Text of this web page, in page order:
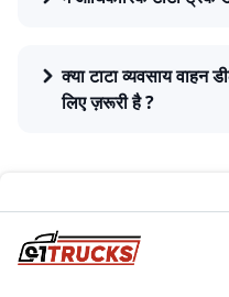
क्या टाटा व्यवसाय वाहन
लिए ज़रूरी है ?